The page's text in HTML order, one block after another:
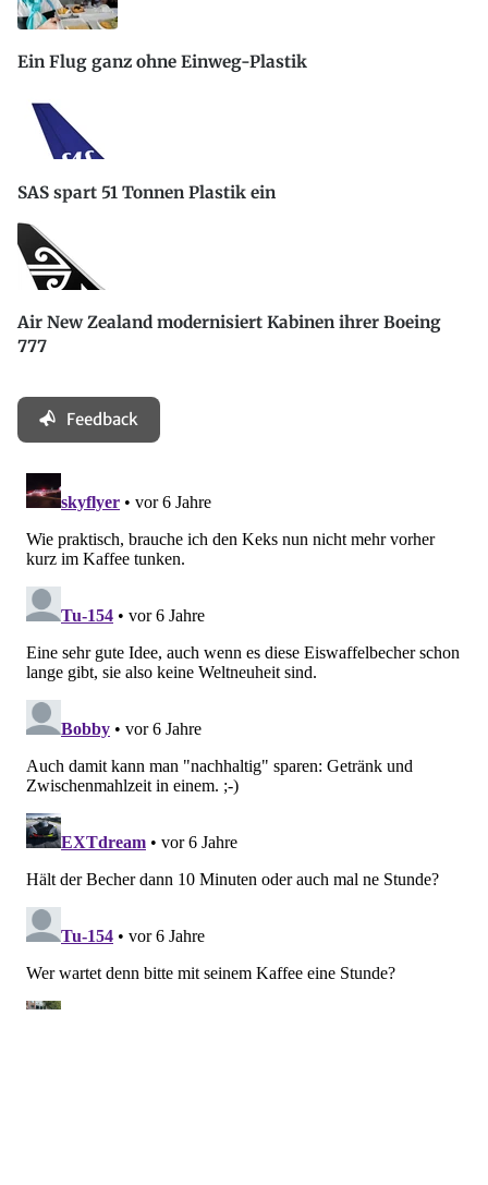
Ein Flug ganz ohne Einweg-Plastik
SAS spart 51 Tonnen Plastik ein
Air New Zealand modernisiert Kabinen ihrer Boeing
777
Feedback